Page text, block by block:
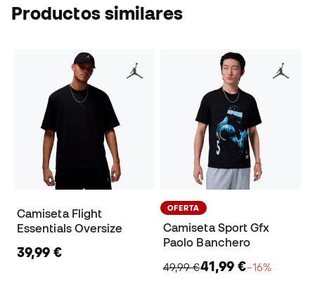
Productos similares
Camiseta Flight
Essentials Oversize
39,99 €
OFERTA
Camiseta Sport Gfx
Paolo Banchero
49,99 €41,99 €−16%